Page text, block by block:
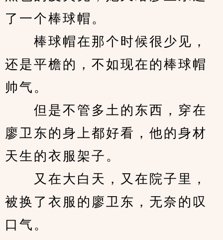
了一个棒球帽。
棒球帽在那个时候很少见，
还是平檐的，不如现在的棒球帽
帅气。
但是不管多土的东西，穿在
廖卫东的身上都好看，他的身材
天生的衣服架子。
又在大白天，又在院子里，
被换了衣服的廖卫东，无奈的叹
口气。